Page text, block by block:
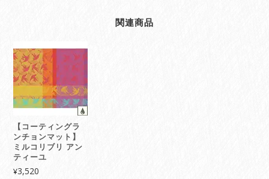
関連商品
【コーティングラ
ンチョンマット】
ミルコリブリ アン
ティーユ
¥3,520